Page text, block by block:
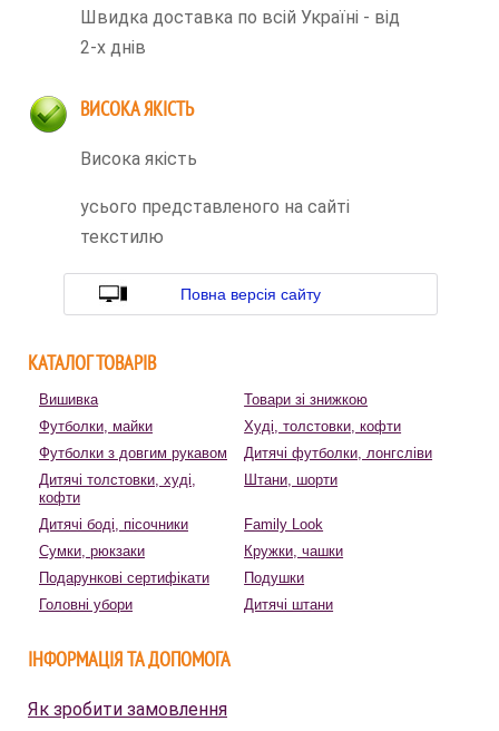
Швидка доставка по всій Україні - від
2-х днів
ВИСОКА ЯКІСТЬ
Висока якість
усього представленого на сайті
текстилю
Повна версія сайту
КАТАЛОГ ТОВАРІВ
Вишивка
Товари зі знижкою
Футболки, майки
Худі, толстовки, кофти
Футболки з довгим рукавом
Дитячі футболки, лонгсліви
Дитячі толстовки, худі,
кофти
Штани, шорти
Дитячі боді, пісочники
Family Look
Сумки, рюкзаки
Кружки, чашки
Подарункові сертифікати
Подушки
Головні убори
Дитячі штани
ІНФОРМАЦІЯ ТА ДОПОМОГА
Як зробити замовлення